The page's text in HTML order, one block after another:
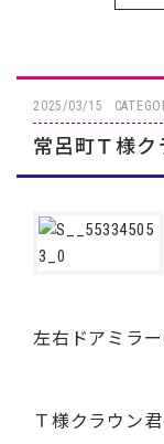
2025/03/15
常呂町Ｔ様
左右ドアミラ
Ｔ様クラウン